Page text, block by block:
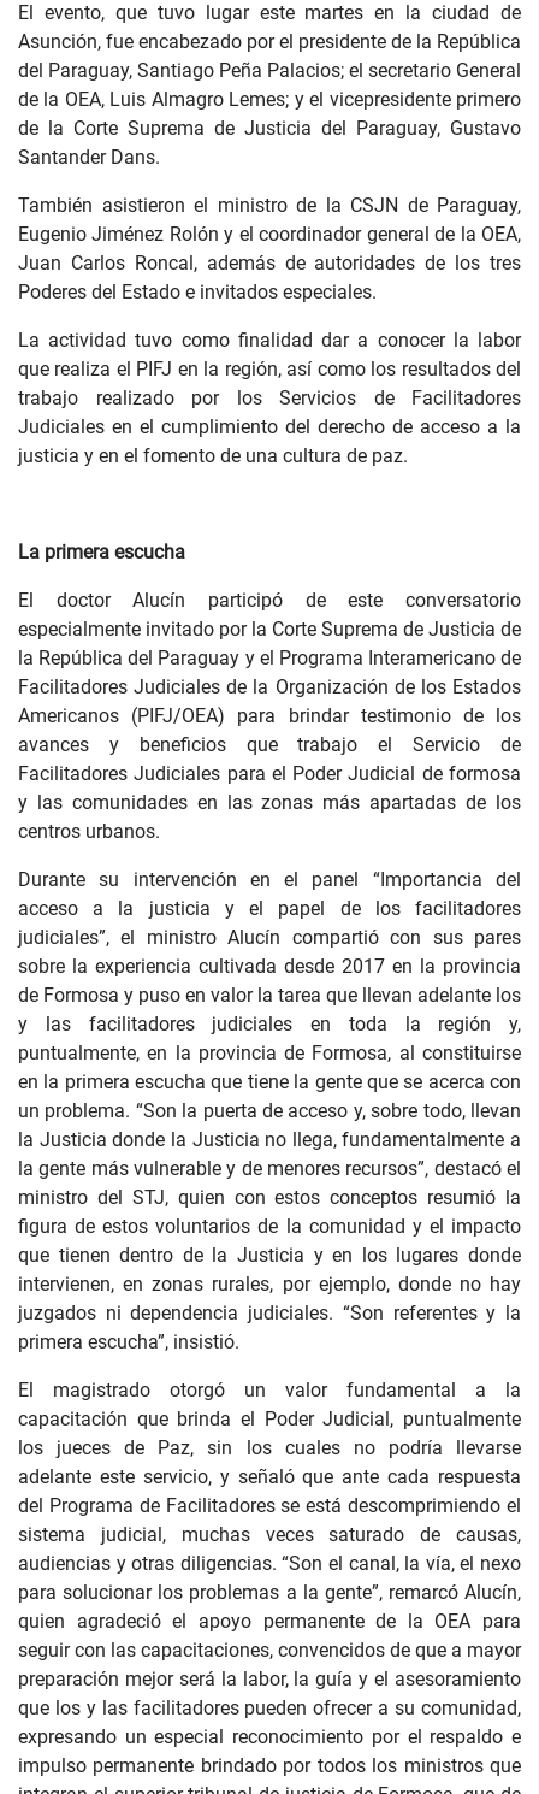
El evento, que tuvo lugar este martes en la ciudad de
Asunción, fue encabezado por el presidente de la República
del Paraguay, Santiago Peña Palacios; el secretario General
de la OEA, Luis Almagro Lemes; y el vicepresidente primero
de la Corte Suprema de Justicia del Paraguay, Gustavo
Santander Dans.
También asistieron el ministro de la CSJN de Paraguay,
Eugenio Jiménez Rolón y el coordinador general de la OEA,
Juan Carlos Roncal, además de autoridades de los tres
Poderes del Estado e invitados especiales.
La actividad tuvo como finalidad dar a conocer la labor
que realiza el PIFJ en la región, así como los resultados del
trabajo realizado por los Servicios de Facilitadores
Judiciales en el cumplimiento del derecho de acceso a la
justicia y en el fomento de una cultura de paz.
La primera escucha
El doctor Alucín participó de este conversatorio
especialmente invitado por la Corte Suprema de Justicia de
la República del Paraguay y el Programa Interamericano de
Facilitadores Judiciales de la Organización de los Estados
Americanos (PIFJ/OEA) para brindar testimonio de los
avances y beneficios que trabajo el Servicio de
Facilitadores Judiciales para el Poder Judicial de formosa
y las comunidades en las zonas más apartadas de los
centros urbanos.
Durante su intervención en el panel “Importancia del
acceso a la justicia y el papel de los facilitadores
judiciales”, el ministro Alucín compartió con sus pares
sobre la experiencia cultivada desde 2017 en la provincia
de Formosa y puso en valor la tarea que llevan adelante los
y las facilitadores judiciales en toda la región y,
puntualmente, en la provincia de Formosa, al constituirse
en la primera escucha que tiene la gente que se acerca con
un problema. “Son la puerta de acceso y, sobre todo, llevan
la Justicia donde la Justicia no llega, fundamentalmente a
la gente más vulnerable y de menores recursos”, destacó el
ministro del STJ, quien con estos conceptos resumió la
figura de estos voluntarios de la comunidad y el impacto
que tienen dentro de la Justicia y en los lugares donde
intervienen, en zonas rurales, por ejemplo, donde no hay
juzgados ni dependencia judiciales. “Son referentes y la
primera escucha”, insistió.
El magistrado otorgó un valor fundamental a la
capacitación que brinda el Poder Judicial, puntualmente
los jueces de Paz, sin los cuales no podría llevarse
adelante este servicio, y señaló que ante cada respuesta
del Programa de Facilitadores se está descomprimiendo el
sistema judicial, muchas veces saturado de causas,
audiencias y otras diligencias. “Son el canal, la vía, el nexo
para solucionar los problemas a la gente”, remarcó Alucín,
quien agradeció el apoyo permanente de la OEA para
seguir con las capacitaciones, convencidos de que a mayor
preparación mejor será la labor, la guía y el asesoramiento
que los y las facilitadores pueden ofrecer a su comunidad,
expresando un especial reconocimiento por el respaldo e
impulso permanente brindado por todos los ministros que